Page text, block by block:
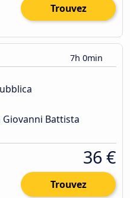
Trouvez
7h 0min
Battista
36 €
Trouvez